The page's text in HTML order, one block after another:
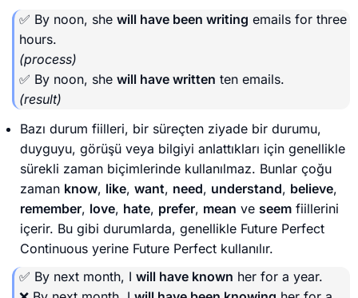
✅ By noon, she will have been writing emails for three
hours.
(process)
✅ By noon, she will have written ten emails.
(result)
Bazı durum fiilleri, bir süreçten ziyade bir durumu,
duyguyu, görüşü veya bilgiyi anlattıkları için genellikle
sürekli zaman biçimlerinde kullanılmaz. Bunlar çoğu
zaman know, like, want, need, understand, believe,
remember, love, hate, prefer, mean ve seem fiillerini
içerir. Bu gibi durumlarda, genellikle Future Perfect
Continuous yerine Future Perfect kullanılır.
✅ By next month, I will have known her for a year.